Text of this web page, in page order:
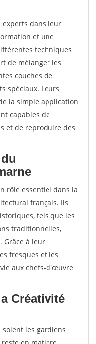
experts dans leur
et une
techniques
de mélanger les
couches de
spéciaux. Leurs
la simple application
capables de
et de reproduire des
rôle essentiel dans la
français. Ils
tels que les
traditionnelles,
Grâce à leur
fresques et les
aux chefs-d'œuvre
Créativité
les gardiens